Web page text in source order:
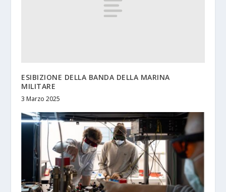
ESIBIZIONE DELLA BANDA DELLA MARINA
MILITARE
3 Marzo 2025